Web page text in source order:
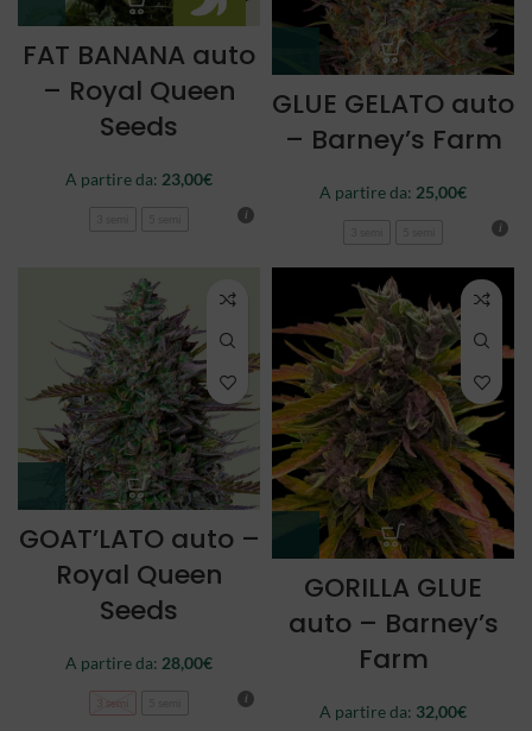
FAT BANANA auto
– Royal Queen
Seeds
A partire da: 23,00€
GLUE GELATO auto
– Barney’s Farm
A partire da: 25,00€
GOAT’LATO auto –
Royal Queen
Seeds
A partire da: 28,00€
3 semi
GORILLA GLUE
auto – Barney’s
Farm
A partire da: 32,00€